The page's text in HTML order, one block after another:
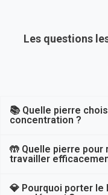
Les questions
📚 Quelle pierre
concentration ?
🤲 Quelle pierre
travailler
💎 Pourquoi porter le